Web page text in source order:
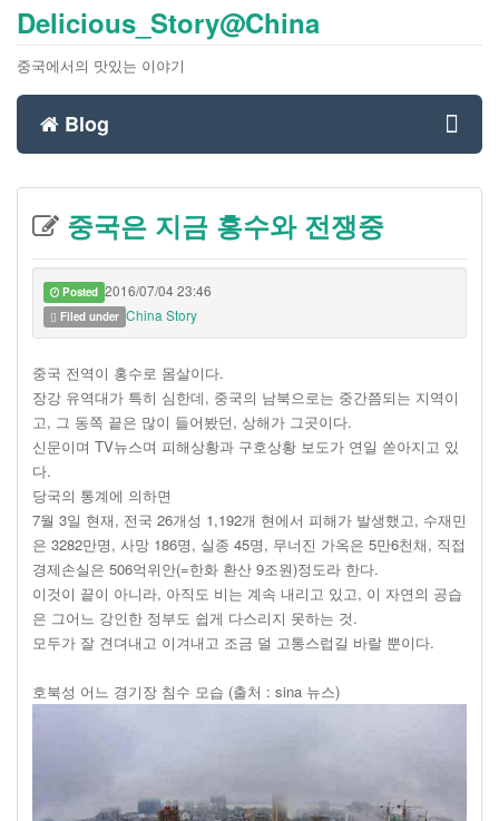
Delicious_Story@China
중국에서의 맛있는 이야기
Blog
중국은 지금 홍수와 전쟁중
Posted 2016/07/04 23:46
Filed under China Story
중국 전역이 홍수로 몸살이다.
장강 유역대가 특히 심한데, 중국의 남북으로는 중간쯤되는 지역이
고, 그 동쪽 끝은 많이 들어봤던, 상해가 그곳이다.
신문이며 TV뉴스며 피해상황과 구호상황 보도가 연일 쏟아지고 있
다.
당국의 통계에 의하면
7월 3일 현재, 전국 26개성 1,192개 현에서 피해가 발생했고, 수재민
은 3282만명, 사망 186명, 실종 45명, 무너진 가옥은 5만6천채, 직접
경제손실은 506억위안(=한화 환산 9조원)정도라 한다.
이것이 끝이 아니라, 아직도 비는 계속 내리고 있고, 이 자연의 공습
은 그어느 강인한 정부도 쉽게 다스리지 못하는 것.
모두가 잘 견뎌내고 이겨내고 조금 덜 고통스럽길 바랄 뿐이다.
호북성 어느 경기장 침수 모습 (출처 : sina 뉴스)